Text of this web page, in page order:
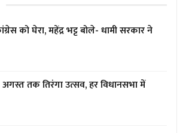
को घेरा, महेंद्र भट्ट बोले- धामी सरकार ने
तक तिरंगा उत्सव, हर विधानसभा में